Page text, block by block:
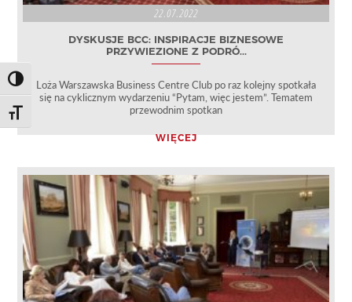
Toggle High Contrast
Toggle Font size
22.07.2022
DYSKUSJE BCC: INSPIRACJE BIZNESOWE
PRZYWIEZIONE Z PODRÓ...
Loża Warszawska Business Centre Club po raz kolejny spotkała
się na cyklicznym wydarzeniu “Pytam, więc jestem”. Tematem
przewodnim spotkan
WIĘCEJ